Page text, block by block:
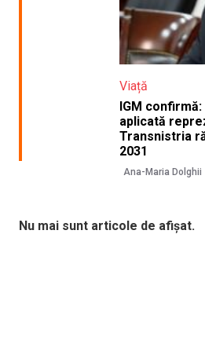
Viață
IGM
aplicată
Transnistria
2031
Ana-Maria Dolghii
Nu mai sunt articole de afișat.